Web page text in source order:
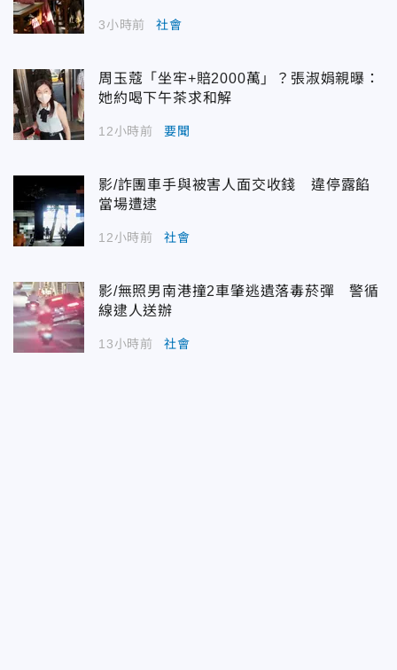
3小時前 社會
周玉蔻「坐牢+賠2000萬」？張淑娟親曝：
她約喝下午茶求和解
12小時前 要聞
影/詐團車手與被害人面交收錢 違停露餡
當場遭逮
12小時前 社會
影/無照男南港撞2車肇逃遺落毒菸彈 警循
線逮人送辦
13小時前 社會